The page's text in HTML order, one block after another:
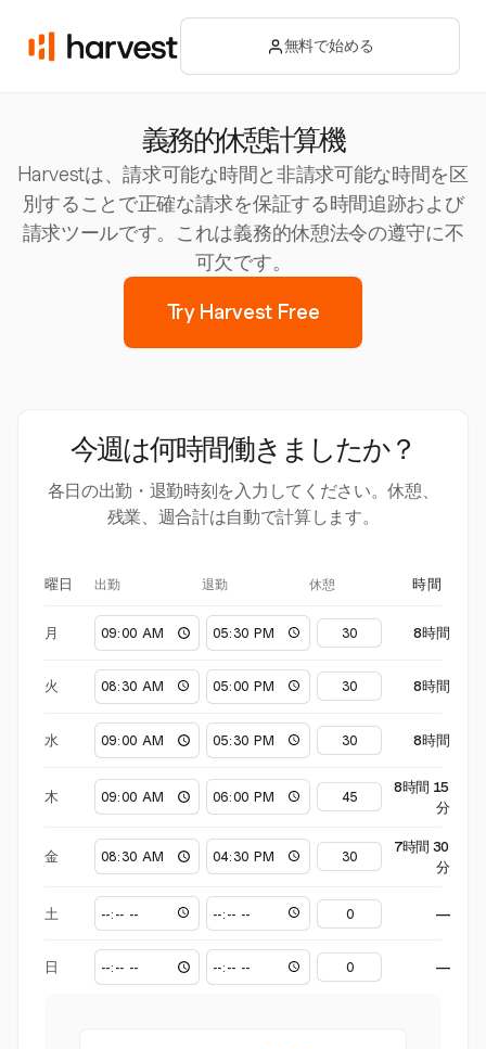
無料で始める
義務的休憩計算機
Harvestは、請求可能な時間と非請求可能な時間を区
別することで正確な請求を保証する時間追跡および
請求ツールです。これは義務的休憩法令の遵守に不
可欠です。
Try Harvest Free
今週は何時間働きましたか？
各日の出勤・退勤時刻を入力してください。休憩、
残業、週合計は自動で計算します。
曜日 出勤 退勤 休憩 時間
月 8時間
火 8時間
水 8時間
木
8時間 15
分
金
7時間 30
分
土 —
日 —